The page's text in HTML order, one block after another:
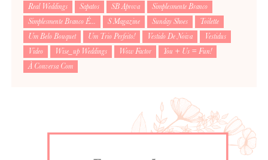
Real Weddings
Sapatos SB Aprova
Simplesmente Branco
Simplesmente Branco É...
S Magazine Sunday Shoes
Toilette
Um Belo Bouquet
Um Trio Perfeito! Vestido De Noiva
Vestidus
Video
Wise_up Weddings Wow Factor
You + Us = Fun!
À Conversa Com